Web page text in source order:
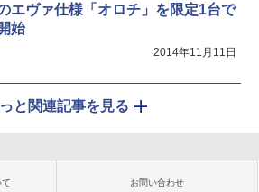
エヴァ仕様「オロチ」を限定1台で
始
2014年11月11日
と関連記事を見る
お問い合わせ